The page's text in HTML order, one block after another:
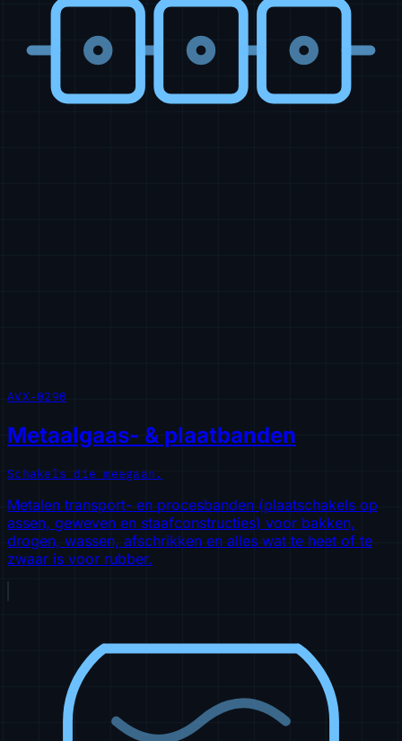
AVX-0290
Metaalgaas- & plaatbanden
Schakels die meegaan.
Metalen transport- en procesbanden (plaatschakels op
assen, geweven en staafconstructies) voor bakken,
drogen, wassen, afschrikken en alles wat te heet of te
zwaar is voor rubber.